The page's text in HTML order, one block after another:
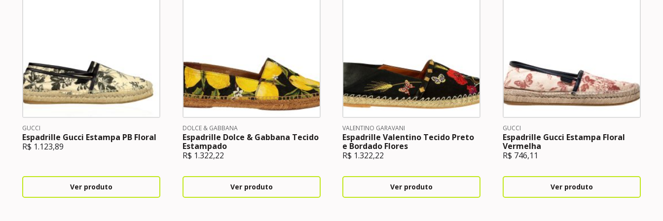
GUCCI
Espadrille Gucci Estampa PB Floral
R$ 1.123,89
Ver produto
DOLCE & GABBANA
Espadrille Dolce & Gabbana Tecido
Estampado
R$ 1.322,22
Ver produto
VALENTINO GARAVANI
Espadrille Valentino Tecido Preto
e Bordado Flores
R$ 1.322,22
Ver produto
GUCCI
Espadrille Gucci Estampa Floral
Vermelha
R$ 746,11
Ver produto